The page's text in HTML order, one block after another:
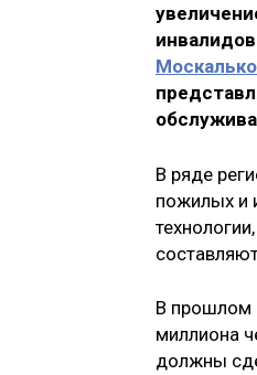
В ряде
пожилых и
В прошлом
миллиона
должны